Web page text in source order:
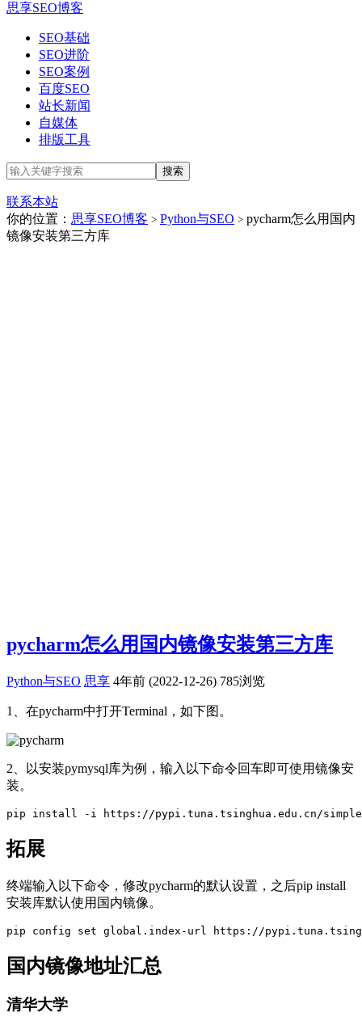
思享SEO博客
SEO基础
SEO进阶
SEO案例
百度SEO
站长新闻
自媒体
排版工具
联系本站
你的位置： 思享SEO博客 > Python与SEO > pycharm怎么用国内
镜像安装第三方库
pycharm怎么用国内镜像安装第三方库
Python与SEO 思享 4年前 (2022-12-26) 785浏览
1、在pycharm中打开Terminal，如下图。
2、以安装pymysql库为例，输入以下命令回车即可使用镜像安
装。
pip install -i https://pypi.tuna.tsinghua.edu.cn/simple
拓展
终端输入以下命令，修改pycharm的默认设置，之后pip install
安装库默认使用国内镜像。
pip config set global.index-url https://
国内镜像地址汇总
清华大学